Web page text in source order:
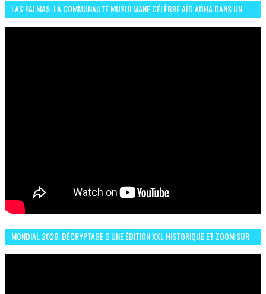
LAS PALMAS: LA COMMUNAUTÉ MUSULMANE CÉLÈBRE AÏD ADHA DANS UN
MONDIAL 2026: DÉCRYPTAGE D'UNE ÉDITION XXL HISTORIQUE ET ZOOM SUR